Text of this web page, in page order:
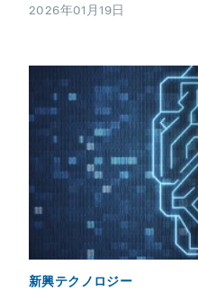
2026年01月19日
新興テクノロジー